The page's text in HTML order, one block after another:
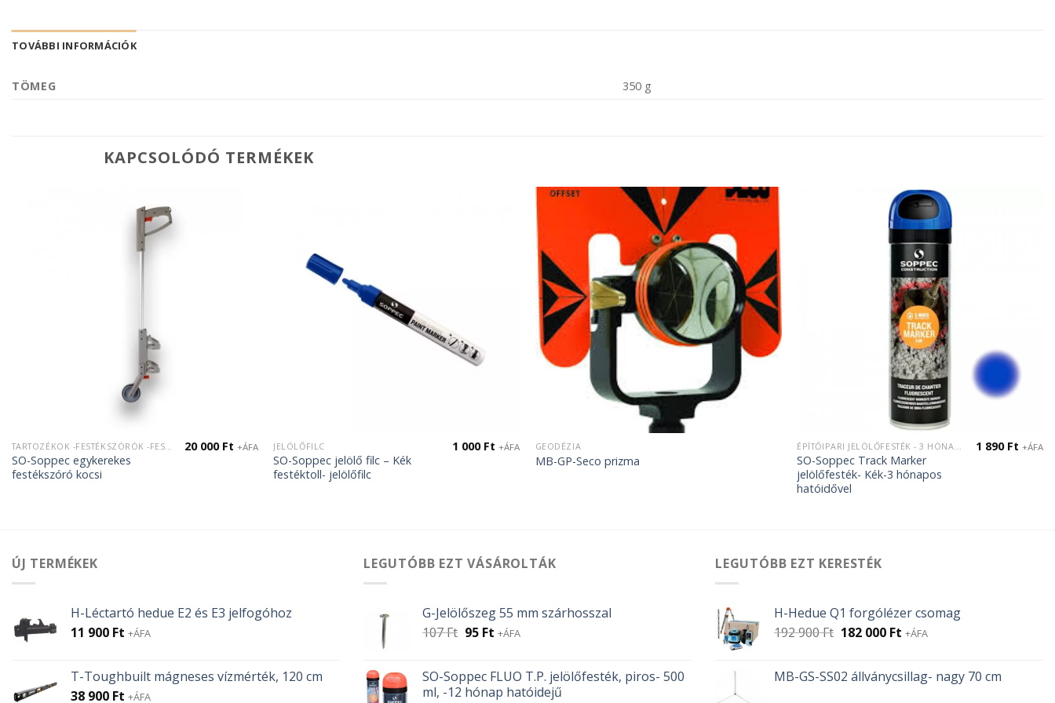
TOVÁBBI INFORMÁCIÓK
TÖMEG 350 g
KAPCSOLÓDÓ TERMÉKEK
SO-Soppec egykerekes
festékszóró kocsi
20 000 Ft +ÁFA JELÖLŐFILC
SO-Soppec jelölő filc – Kék
festéktoll- jelölőfilc
1 000 Ft +ÁFA GEODÉZIA
MB-GP-Seco prizma
SO-Soppec Track Marker
jelölőfesték- Kék-3 hónapos
hatóidővel
1 890 Ft +ÁFA
ÚJ TERMÉKEK
H-Léctartó hedue E2 és E3 jelfogóhoz
11 900 Ft +ÁFA
T-Toughbuilt mágneses vízmérték, 120 cm
38 900 Ft +ÁFA
LEGUTÓBB EZT VÁSÁROLTÁK
G-Jelölőszeg 55 mm szárhosszal
107Ft Original
107 Ft.
95 FtCurrent
95 Ft.
+ÁFA
SO-Soppec FLUO T.P. jelölőfesték, piros- 500
ml, -12 hónap hatóidejű
LEGUTÓBB EZT KERESTÉK
H-Hedue Q1 forgólézer csomag
192 900Ft Original
192
182 000 FtCurrent
182
+ÁFA
MB-GS-SS02 állványcsillag- nagy 70 cm